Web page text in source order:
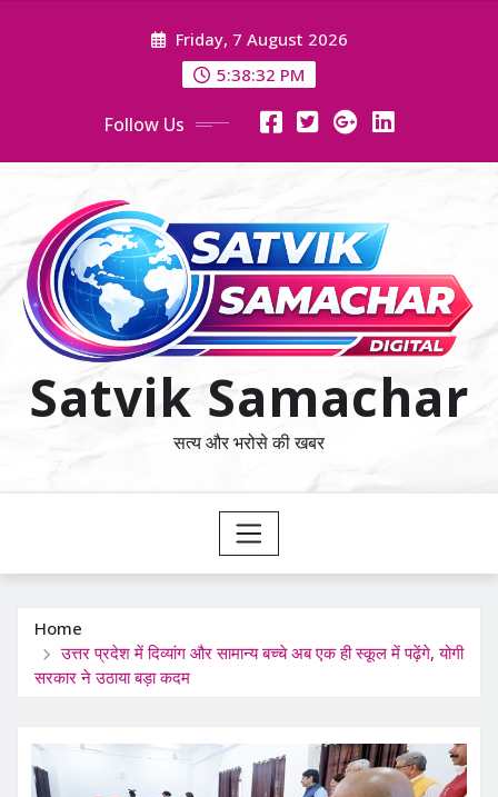
Friday, 7 August 2026
5:38:33 PM
Follow Us
Satvik Samachar
सत्य और भरोसे की खबर
Home
उत्तर प्रदेश में दिव्यांग और सामान्य बच्चे अब एक ही स्कूल में पढ़ेंगे, योगी
सरकार ने उठाया बड़ा कदम